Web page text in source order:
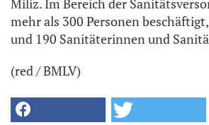
Miliz. Im Bereich der
mehr als 300 Personen
und 190 Sanitäterinnen und
(red / BMLV)